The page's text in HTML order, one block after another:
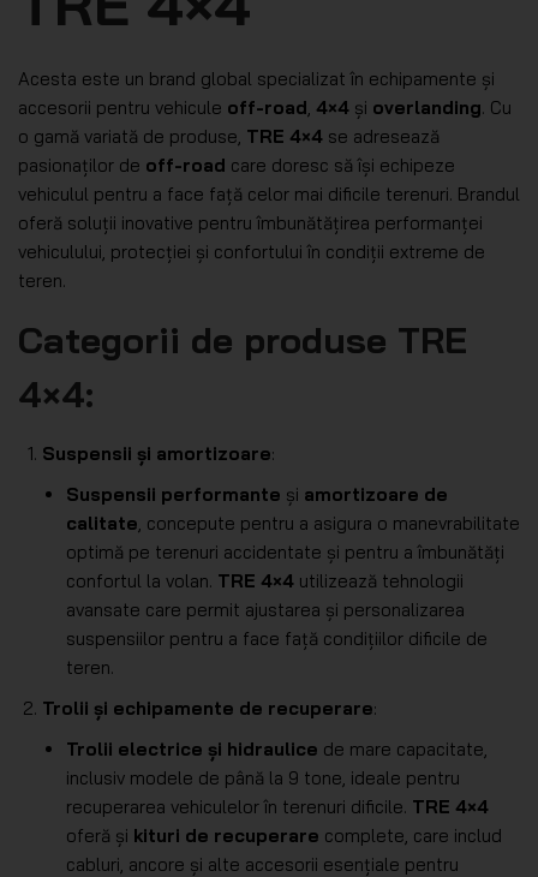
Acesta este un brand global specializat în echipamente și
accesorii pentru vehicule off-road 4×4 și overlanding. Cu
o gamă variată de produse, TRE 4×4 se adresează
pasionaților de off-road care doresc să își echipeze
vehiculul pentru a face față celor mai dificile terenuri. Brandul
oferă soluții inovative pentru îmbunătățirea performanței
vehiculului, protecției și confortului în condiții extreme de
teren.
Categorii de produse TRE
4×4:
Suspensii și amortizoare:
Suspensii performante și amortizoare de
calitate , concepute pentru a asigura o manevrabilitate
optimă pe terenuri accidentate și pentru a îmbunătăți
confortul la volan. TRE 4×4 utilizează tehnologii
avansate care permit ajustarea și personalizarea
suspensiilor pentru a face față condițiilor dificile de
teren.
Trolii și echipamente de recuperare:
Trolii electrice și hidraulice de mare capacitate,
inclusiv modele de până la 9 tone, ideale pentru
recuperarea vehiculelor în terenuri dificile. TRE 4×4
oferă și kituri de recuperare complete, care includ
cabluri, ancore și alte accesorii esențiale pentru